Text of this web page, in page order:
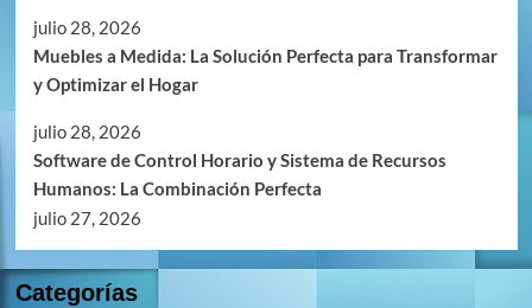
julio 28, 2026
Muebles a Medida: La Solución Perfecta para Transformar
y Optimizar el Hogar
julio 28, 2026
Software de Control Horario y Sistema de Recursos
Humanos: La Combinación Perfecta
julio 27, 2026
Categorías